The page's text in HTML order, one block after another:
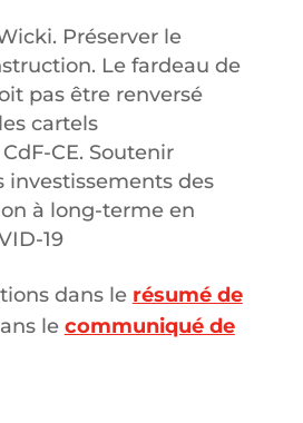
Préserver le
Le fardeau de
pas être renversé
cartels
CE. Soutenir
investissements des
à long-terme en
19
dans le résumé de
le communiqué de